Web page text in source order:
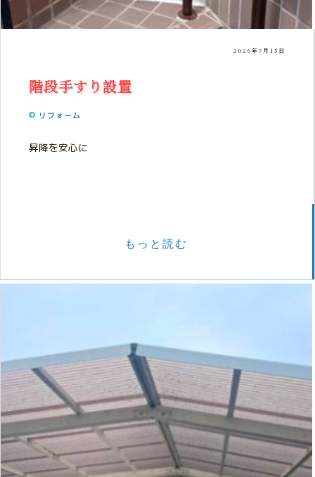
2026年7月15日
階段手すり設置
リフォーム
昇降を安心に
もっと読む